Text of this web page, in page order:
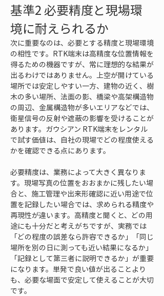
基準2 必要精度と現場環
境に耐えられるか
次に重要なのは、必要とする精度と現場環境
の相性です。RTK端末は高精度な位置情報を
得るための機器ですが、常に理想的な結果が
出るわけではありません。上空が開けている
場所では安定しやすい一方、建物の近く、樹
木の多い場所、法面の影、橋梁や高架構造物
の周辺、金属構造物が多いエリアなどでは、
衛星信号の反射や遮蔽の影響を受けることが
あります。ガウシアン RTK端末をレンタル
で試す価値は、自社の現場でどの程度使える
かを確認できる点にあります。
必要精度は、業務によって大きく異なりま
す。現場写真の位置をおおまかに残したい場
合と、施工管理や出来形確認に近い用途で位
置を記録したい場合では、求められる精度や
再現性が違います。高精度と聞くと、どの用
途にも十分だと考えがちですが、実務では
「どの程度の誤差なら許容できるか」「同じ
場所を別の日に測っても近い結果になるか」
「記録として第三者に説明できるか」が重要
になります。単発で良い値が出ることより
も、必要な場面で安定して使えることが大切
です。